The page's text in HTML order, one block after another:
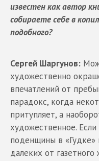
известен как автор
собираете себе в
подобного?
Сергей Шаргунов:
художественно
впечатлений от
парадокс, когда
притупляет, а
художественное.
поденщины в
далеких от